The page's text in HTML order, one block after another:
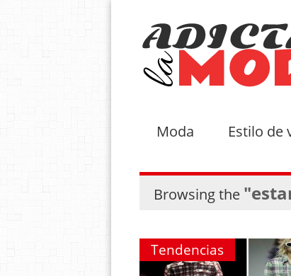
Moda Estilo de
Browsing the
Tendencias